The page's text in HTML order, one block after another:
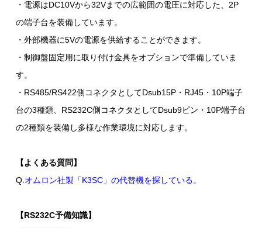
・電源はDC10Vから32Vまでの広範囲の電圧に対応した、2P
の端子台を装備しています。
・外部機器に5Vの電源を供給することができます。
・制御盤固定用に取り付け金具をオプションで準備していま
す。
・RS485/RS422側コネクタとしてDsub15P・RJ45・10P端子
台の3種類、RS232C側コネクタとしてDsub9ピン・10P端子台
の2種類を装備し多様な作業環境に対応します。
【よくある質問】
Q.オムロン社製「K3SC」の代替機を探している。
【RS232C予備知識】